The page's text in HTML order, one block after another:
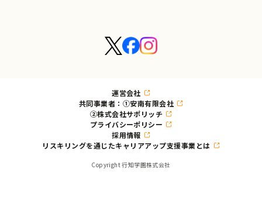
運営会社
共同事業者：①安南有限会社
②株式会社サポリッチ
プライバシーポリシー
採用情報
リスキリングを通じたキャリアアップ支援事業とは
Copyright 行知学園株式会社